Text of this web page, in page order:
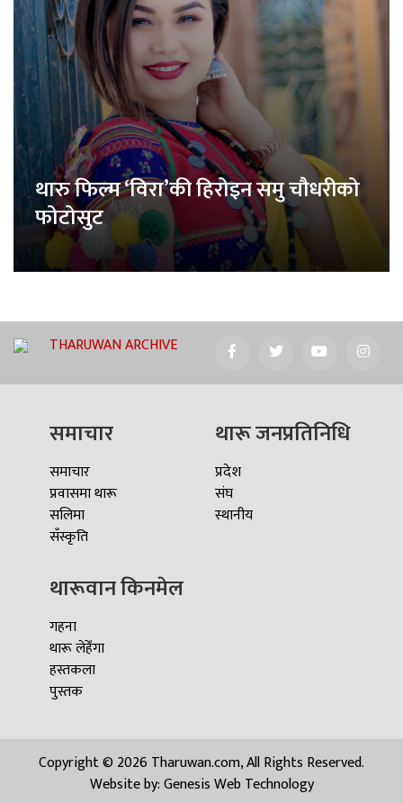
थारु फिल्म ‘विरा’की हिरोइन समु चौधरीको
फोटोसुट
THARUWAN ARCHIVE
समाचार
समाचार
प्रवासमा थारू
सलिमा
सँस्कृति
थारू जनप्रतिनिधि
प्रदेश
संघ
स्थानीय
थारूवान किनमेल
गहना
थारू लेहेँगा
हस्तकला
पुस्तक
Copyright © 2026 Tharuwan.com, All Rights Reserved.
Website by:Genesis Web Technology